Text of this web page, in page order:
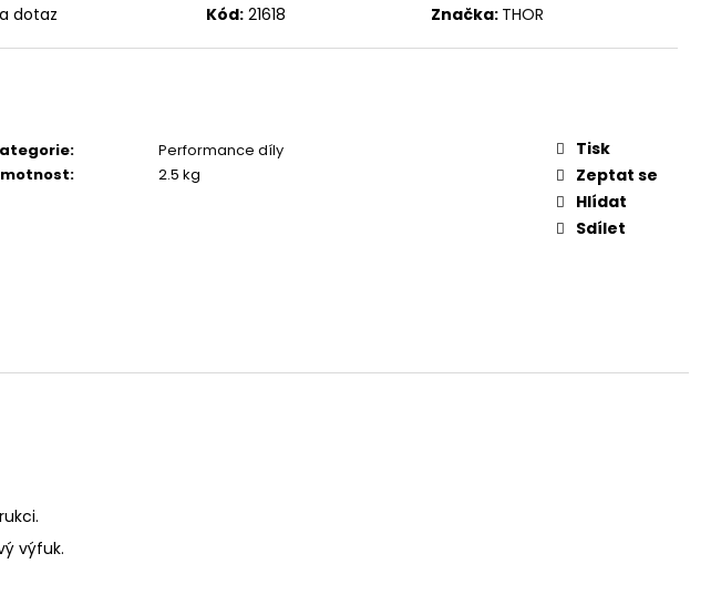
dotaz Kód: 21618 Značka: THOR
:
Performance díly
: 2.5 kg
Tisk
Zeptat se
Hlídat
Sdílet
výfuk.